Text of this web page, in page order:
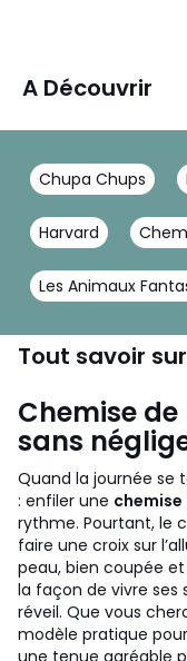
A Découvrir
Chupa Chups
Harvard
Les Animaux
Tout savoir
Chemise
sans
Quand la journée se
: enfiler une
rythme. Pourtant, le
faire une croix sur
peau, bien coupée
la façon de vivre ses
réveil. Que vous
modèle pratique
une tenue agréable